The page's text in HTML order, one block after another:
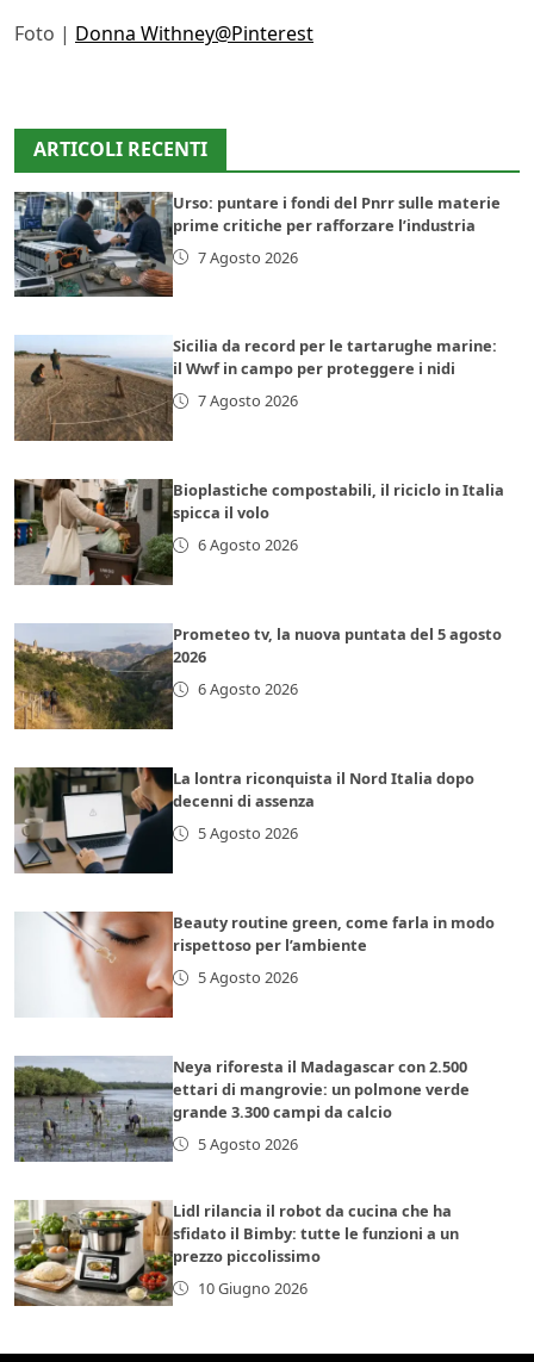
Foto | Donna Withney@Pinterest
ARTICOLI RECENTI
Urso: puntare i fondi del Pnrr sulle materie
prime critiche per rafforzare l’industria
7 Agosto 2026
Sicilia da record per le tartarughe marine:
il Wwf in campo per proteggere i nidi
7 Agosto 2026
Bioplastiche compostabili, il riciclo in Italia
spicca il volo
6 Agosto 2026
Prometeo tv, la nuova puntata del 5 agosto
2026
6 Agosto 2026
La lontra riconquista il Nord Italia dopo
decenni di assenza
5 Agosto 2026
Beauty routine green, come farla in modo
rispettoso per l’ambiente
5 Agosto 2026
Neya riforesta il Madagascar con 2.500
ettari di mangrovie: un polmone verde
grande 3.300 campi da calcio
5 Agosto 2026
Lidl rilancia il robot da cucina che ha
sfidato il Bimby: tutte le funzioni a un
prezzo piccolissimo
10 Giugno 2026